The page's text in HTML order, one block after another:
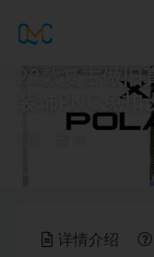
22款复古做旧
装饰PNG免扣
详情介绍